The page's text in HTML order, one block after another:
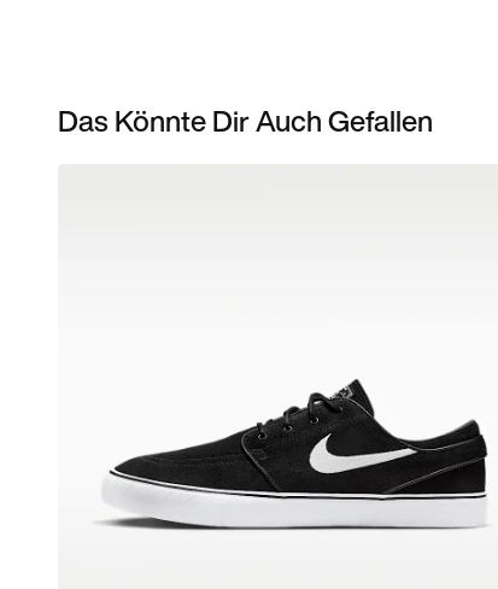
Das Könnte Dir Auch Gefallen